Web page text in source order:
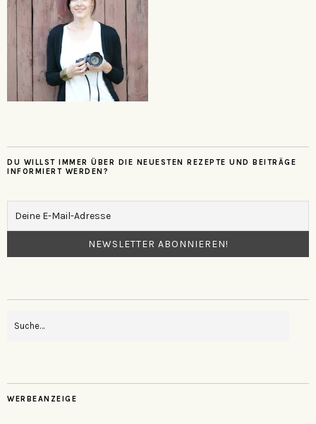
DU WILLST IMMER ÜBER DIE NEUESTEN REZEPTE UND BEITRÄGE
INFORMIERT WERDEN?
WERBEANZEIGE